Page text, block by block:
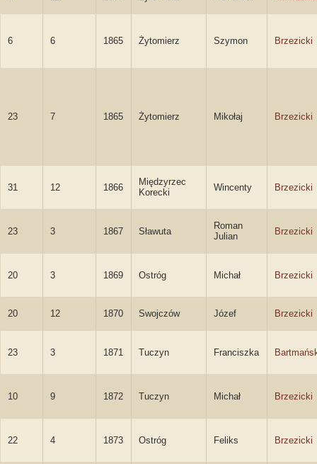
6 6 1865 Żytomierz Szymon Brzezicki
23 7 1865 Żytomierz Mikołaj Brzezicki
31 12 1866
Międzyrzec
Korecki
Wincenty Brzezicki
23 3 1867 Sławuta
Roman
Julian
Brzezicki
20 3 1869 Ostróg Michał Brzezicki
20 12 1870 Swojczów Józef Brzezicki
23 3 1871 Tuczyn Franciszka
10 9 1872 Tuczyn Michał Brzezicki
22 4 1873 Ostróg Feliks Brzezicki